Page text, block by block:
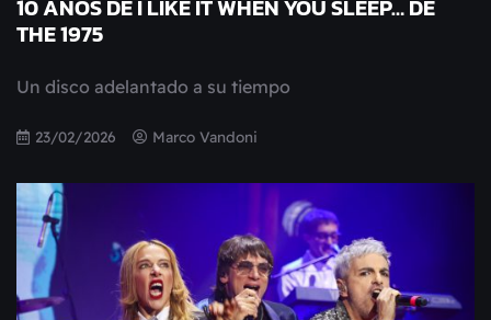
10 AÑOS DE I LIKE IT WHEN YOU SLEEP… DE
THE 1975
Un disco adelantado a su tiempo
23/02/2026 Marco Vandoni